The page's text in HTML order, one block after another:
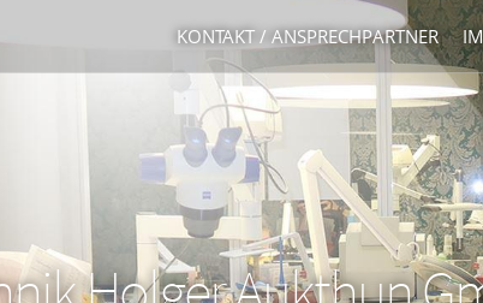
KONTAKT / ANSPRECHPARTNER